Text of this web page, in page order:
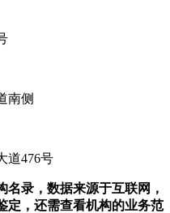
南侧
道476号
录，数据来源于互联网，
定，还需查看机构的业务范